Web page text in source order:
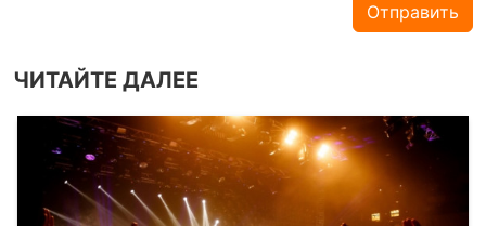
Отправить
ЧИТАЙТЕ ДАЛЕЕ